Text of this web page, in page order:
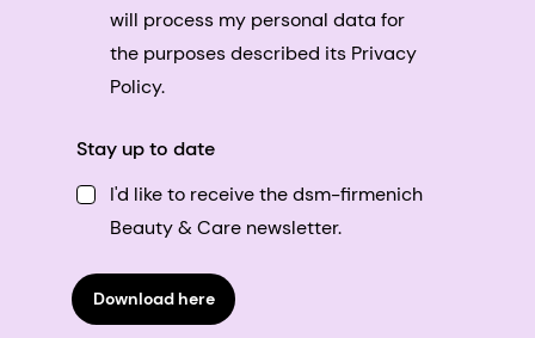
will process my personal data for
the purposes described its Privacy
Policy.
Stay up to date
I'd like to receive the dsm-firmenich
Beauty & Care newsletter.
Download here